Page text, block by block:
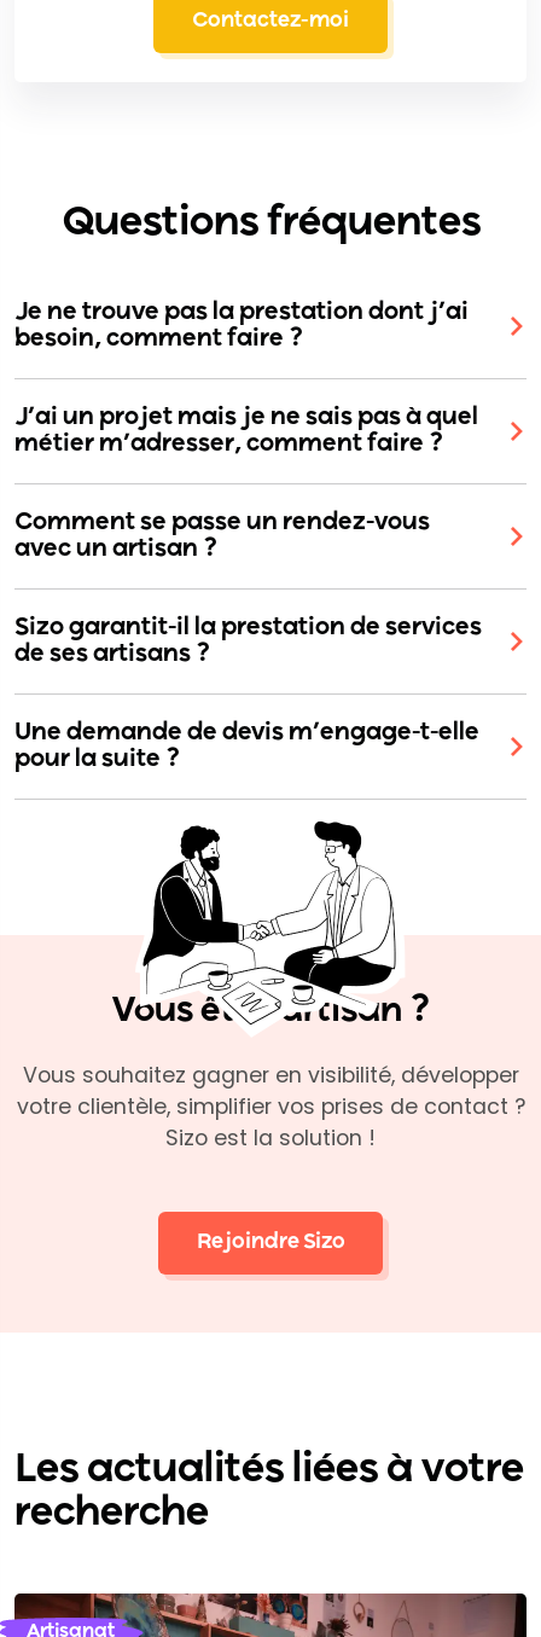
Contactez-moi
Questions fréquentes
Je ne trouve pas la prestation dont j’ai
besoin, comment faire ?
J’ai un projet mais je ne sais pas à quel
métier m’adresser, comment faire ?
Comment se passe un rendez-vous
avec un artisan ?
Sizo garantit-il la prestation de services
de ses artisans ?
Une demande de devis m’engage-t-elle
pour la suite ?
Vous êtes artisan ?
Vous souhaitez gagner en visibilité, développer
votre clientèle, simplifier vos prises de contact ?
Sizo est la solution !
Rejoindre Sizo
Les actualités liées à votre
recherche
Artisanat